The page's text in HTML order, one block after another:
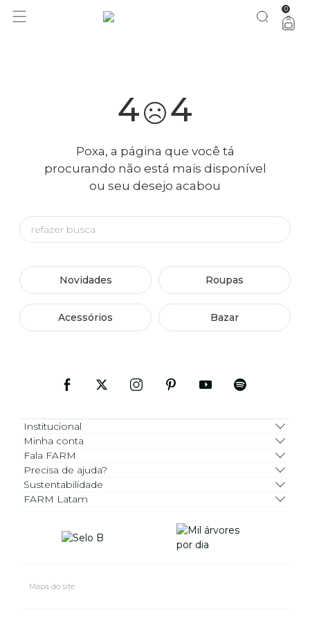
você merece 30% OFF pra comemorar com a gente aproveita! 0
4 4
Poxa, a página que você tá
procurando não está mais disponível
ou seu desejo acabou
Novidades Roupas
Acessórios Bazar
Institucional
Minha conta
Fala FARM
Precisa de ajuda?
Sustentabilidade
FARM Latam
Mapa do site